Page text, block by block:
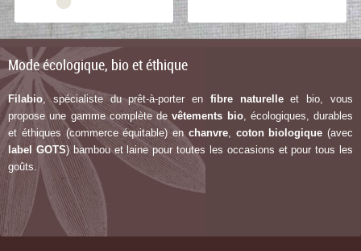
Mode écologique, bio et éthique
Filabio , spécialiste du prêt-à-porter en fibre naturelleet bio, vous
propose une gamme complète devêtements bio, écologiques, durables
et éthiques (commerce équitable) en chanvre, coton biologique (avec
label GOTS) bambou et laine pour toutes les occasions et pour tous les
goûts.